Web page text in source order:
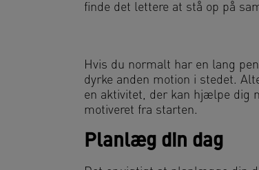
finde det lettere at stå op på
Hvis du normalt har en lang
dyrke anden motion i stedet.
en aktivitet, der kan hjælpe dig
motiveret fra starten.
Planlæg din dag